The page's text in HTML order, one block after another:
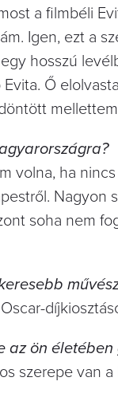
a filmbéli
Igen, ezt a
hosszú
Ő
volna, ha
soha nem
az ön
szerepe van